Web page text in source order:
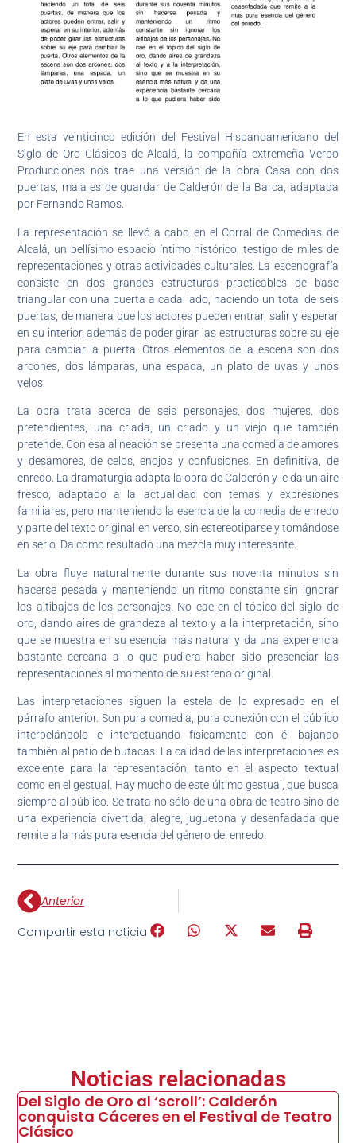
En esta veinticinco edición del Festival Hispanoamericano del
Siglo de Oro Clásicos de Alcalá, la compañía extremeña Verbo
Producciones nos trae una versión de la obra Casa con dos
puertas, mala es de guardar de Calderón de la Barca, adaptada
por Fernando Ramos.
La representación se llevó a cabo en el Corral de Comedias de
Alcalá, un bellísimo espacio íntimo histórico, testigo de miles de
representaciones y otras actividades culturales. La escenografía
consiste en dos grandes estructuras practicables de base
triangular con una puerta a cada lado, haciendo un total de seis
puertas, de manera que los actores pueden entrar, salir y esperar
en su interior, además de poder girar las estructuras sobre su eje
para cambiar la puerta. Otros elementos de la escena son dos
arcones, dos lámparas, una espada, un plato de uvas y unos
velos.
La obra trata acerca de seis personajes, dos mujeres, dos
pretendientes, una criada, un criado y un viejo que también
pretende. Con esa alineación se presenta una comedia de amores
y desamores, de celos, enojos y confusiones. En definitiva, de
enredo. La dramaturgia adapta la obra de Calderón y le da un aire
fresco, adaptado a la actualidad con temas y expresiones
familiares, pero manteniendo la esencia de la comedia de enredo
y parte del texto original en verso, sin estereotiparse y tomándose
en serio. Da como resultado una mezcla muy interesante.
La obra fluye naturalmente durante sus noventa minutos sin
hacerse pesada y manteniendo un ritmo constante sin ignorar
los altibajos de los personajes. No cae en el tópico del siglo de
oro, dando aires de grandeza al texto y a la interpretación, sino
que se muestra en su esencia más natural y da una experiencia
bastante cercana a lo que pudiera haber sido presenciar las
representaciones al momento de su estreno original.
Las interpretaciones siguen la estela de lo expresado en el
párrafo anterior. Son pura comedia, pura conexión con el público
interpelándolo e interactuando físicamente con él bajando
también al patio de butacas. La calidad de las interpretaciones es
excelente para la representación, tanto en el aspecto textual
como en el gestual. Hay mucho de este último gestual, que busca
siempre al público. Se trata no sólo de una obra de teatro sino de
una experiencia divertida, alegre, juguetona y desenfadada que
remite a la más pura esencia del género del enredo.
Anterior
Compartir esta noticia
Noticias relacionadas
Del Siglo de Oro al ‘scroll’: Calderón
conquista Cáceres en el Festival de Teatro
Clásico